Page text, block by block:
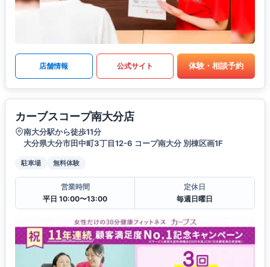
店舗情報 公式サイト 体験・相談予約
カーブスコープ南大分店
南大分駅から徒歩11分
大分県大分市田中町3丁目12-6 コープ南大分 別棟区画1F
駐車場 無料体験
営業時間
平日 10:00〜13:00
定休日
毎週日曜日